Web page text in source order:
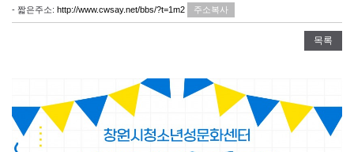
- 짧은주소: http://www.cwsay.net/bbs/?t=1m2 주소복사
목록